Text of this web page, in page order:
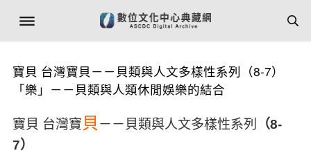
寶貝 台灣寶貝－－貝類與人文多樣性系列（8-7）
「樂」－－貝類與人類休閒娛樂的結合
寶貝 台灣寶 貝 －－貝類與人文多樣性系列
（8-
7）